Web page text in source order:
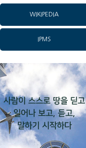
WIKIPEDIA
IPMS
사람이 스스로 땅을 딛고
일어나 보고, 듣고,
말하기 시작하다